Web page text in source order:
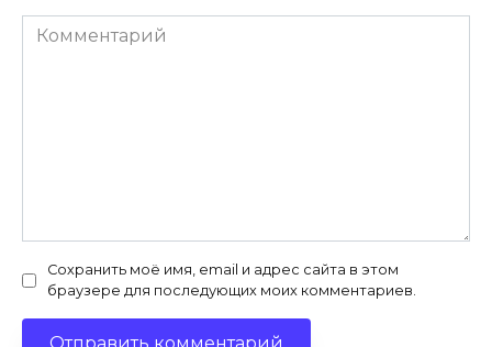
Комментарий
Сохранить моё имя, email и адрес сайта в этом
браузере для последующих моих комментариев.